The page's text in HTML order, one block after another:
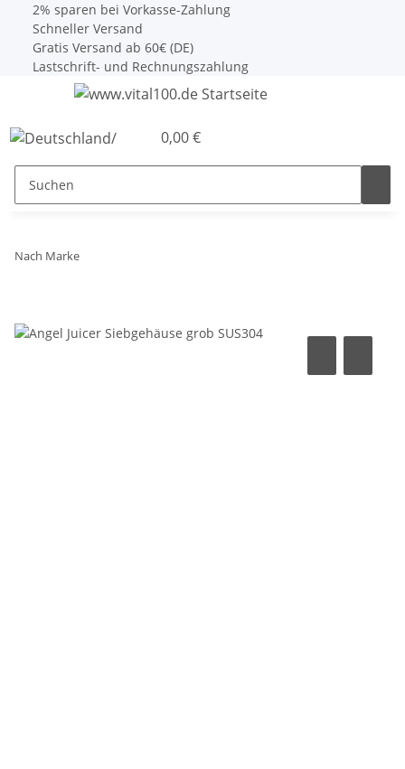
2% sparen bei Vorkasse-Zahlung
Schneller Versand
Gratis Versand ab 60€ (DE)
Lastschrift- und Rechnungszahlung
0,00 €
Nach Marke